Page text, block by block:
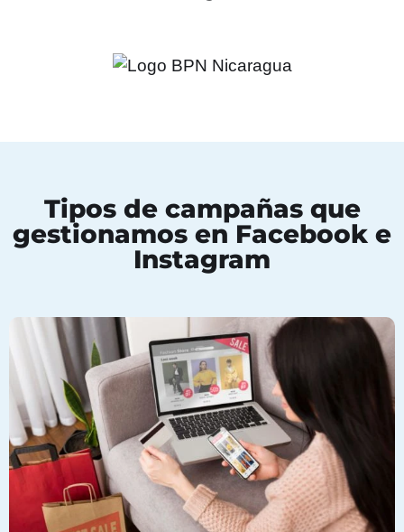
Tipos de campañas que
gestionamos en Facebook e
Instagram